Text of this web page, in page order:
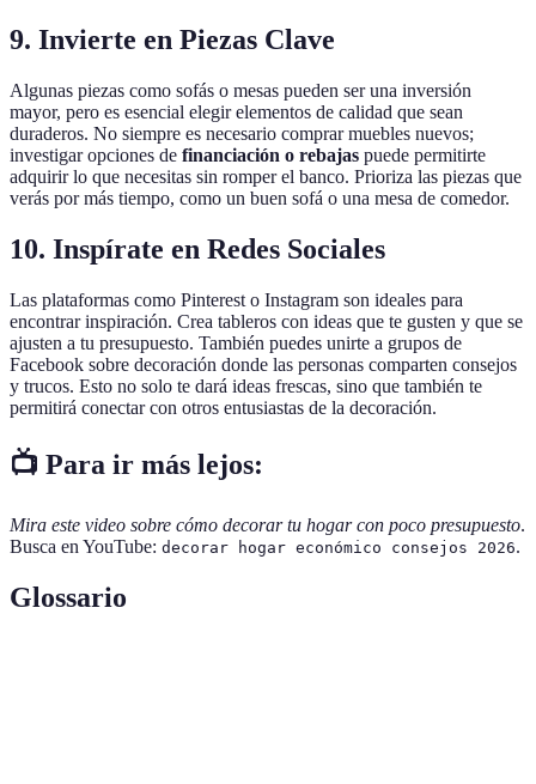
9. Invierte en Piezas Clave
Algunas piezas como sofás o mesas pueden ser una inversión
mayor, pero es esencial elegir elementos de calidad que sean
duraderos. No siempre es necesario comprar muebles nuevos;
investigar opciones de financiación o rebajas puede permitirte
adquirir lo que necesitas sin romper el banco. Prioriza las piezas que
verás por más tiempo, como un buen sofá o una mesa de comedor.
10. Inspírate en Redes Sociales
Las plataformas como Pinterest o Instagram son ideales para
encontrar inspiración. Crea tableros con ideas que te gusten y que se
ajusten a tu presupuesto. También puedes unirte a grupos de
Facebook sobre decoración donde las personas comparten consejos
y trucos. Esto no solo te dará ideas frescas, sino que también te
permitirá conectar con otros entusiastas de la decoración.
📺 Para ir más lejos:
Mira este video sobre cómo decorar tu hogar con poco presupuesto.
Busca en YouTube: decorar hogar económico consejos 2026.
Glossario